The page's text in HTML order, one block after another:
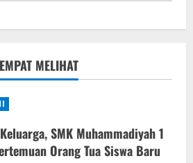
MELIHAT
SMK Muhammadiyah 1
Orang Tua Siswa Baru